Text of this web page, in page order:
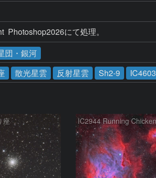
Photoshop2026にて処理。
団・銀河
散光星雲 反射星雲 Sh2-9 IC4603
座